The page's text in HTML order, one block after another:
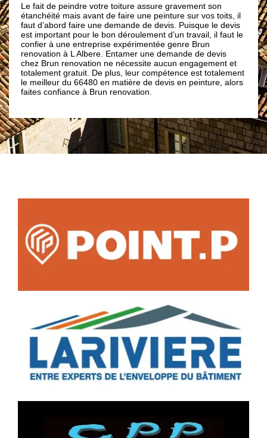
Le fait de peindre votre toiture assure gravement son
étanchéité mais avant de faire une peinture sur vos toits, il
faut d’abord faire une demande de devis. Puisque le devis
est important pour le bon déroulement d’un travail, il faut le
confier à une entreprise expérimentée genre Brun
renovation à L Albere. Entamer une demande de devis
chez Brun renovation ne nécessite aucun engagement et
totalement gratuit. De plus, leur compétence est totalement
le meilleur du 66480 en matière de devis en peinture, alors
faites confiance à Brun renovation.